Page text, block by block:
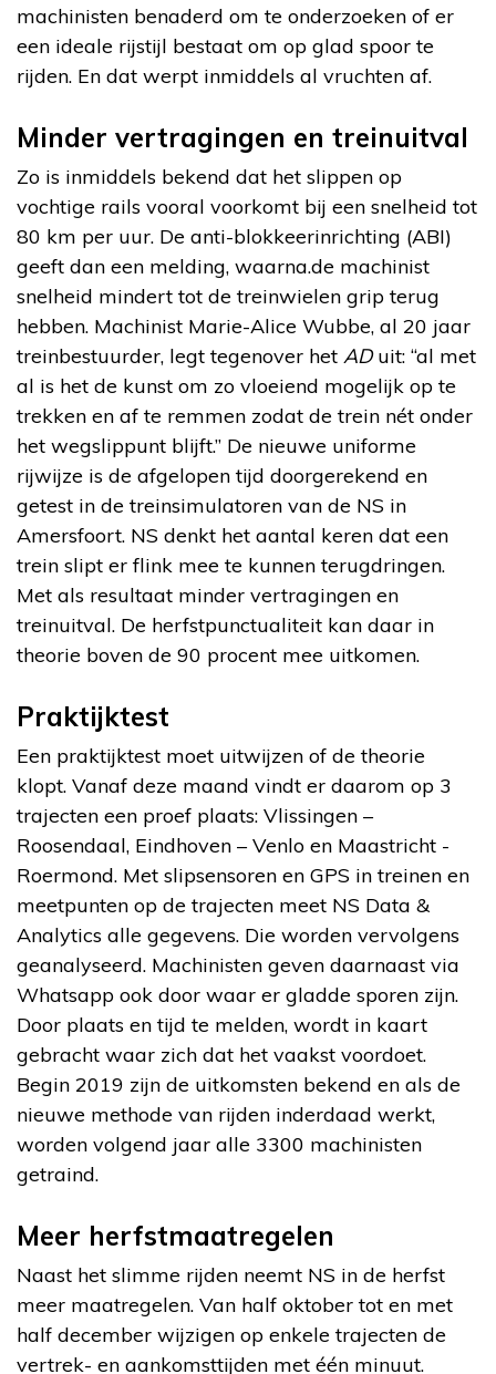
machinisten benaderd om te onderzoeken of er
een ideale rijstijl bestaat om op glad spoor te
rijden. En dat werpt inmiddels al vruchten af.
Minder vertragingen en treinuitval
Zo is inmiddels bekend dat het slippen op
vochtige rails vooral voorkomt bij een snelheid tot
80 km per uur. De anti-blokkeerinrichting (ABI)
geeft dan een melding, waarna.de machinist
snelheid mindert tot de treinwielen grip terug
hebben. Machinist Marie-Alice Wubbe, al 20 jaar
treinbestuurder, legt tegenover het ADuit: “al met
al is het de kunst om zo vloeiend mogelijk op te
trekken en af te remmen zodat de trein nét onder
het wegslippunt blijft.” De nieuwe uniforme
rijwijze is de afgelopen tijd doorgerekend en
getest in de treinsimulatoren van de NS in
Amersfoort. NS denkt het aantal keren dat een
trein slipt er flink mee te kunnen terugdringen.
Met als resultaat minder vertragingen en
treinuitval. De herfstpunctualiteit kan daar in
theorie boven de 90 procent mee uitkomen.
Praktijktest
Een praktijktest moet uitwijzen of de theorie
klopt. Vanaf deze maand vindt er daarom op 3
trajecten een proef plaats: Vlissingen –
Roosendaal, Eindhoven – Venlo en Maastricht -
Roermond. Met slipsensoren en GPS in treinen en
meetpunten op de trajecten meet NS Data &
Analytics alle gegevens. Die worden vervolgens
geanalyseerd. Machinisten geven daarnaast via
Whatsapp ook door waar er gladde sporen zijn.
Door plaats en tijd te melden, wordt in kaart
gebracht waar zich dat het vaakst voordoet.
Begin 2019 zijn de uitkomsten bekend en als de
nieuwe methode van rijden inderdaad werkt,
worden volgend jaar alle 3300 machinisten
getraind.
Meer herfstmaatregelen
Naast het slimme rijden neemt NS in de herfst
meer maatregelen. Van half oktober tot en met
half december wijzigen op enkele trajecten de
vertrek- en aankomsttijden met één minuut.